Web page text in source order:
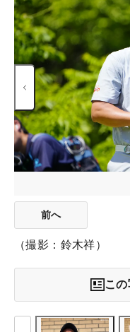
前へ
（撮影：鈴木祥）
こ